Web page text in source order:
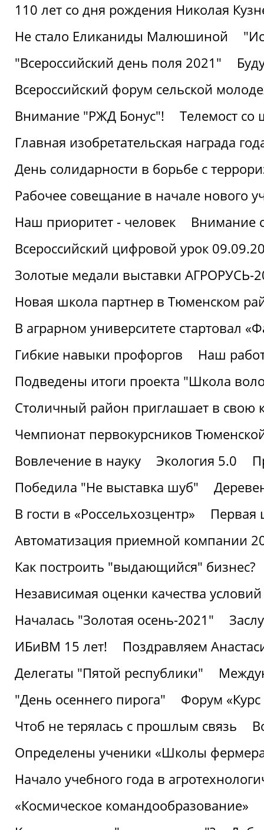
110 лет со дня рождения Николая
Не стало Еликаниды Малюшиной
"Всероссийский день поля 2021"
Всероссийский форум сельской
Внимание "РЖД Бонус"!
Телемост
Главная изобретательская награда
День солидарности в борьбе с
Рабочее совещание в начале нового
Наш приоритет - человек
Внимание
Всероссийский цифровой урок
Золотые медали выставки АГРОРУСЬ-
Новая школа партнер в Тюменском
В аграрном университете стартовал
Гибкие навыки профоргов
Наш
Подведены итоги проекта "Школа
Столичный район приглашает в свою
Чемпионат первокурсников
Вовлечение в науку
Экология 5.0
Победила "Не выставка шуб"
В гости в «Россельхозцентр»
Первая
Автоматизация приемной компании
Как построить "выдающийся" бизнес?
Независимая оценки качества
Началась "Золотая осень-2021"
ИБиВМ 15 лет!
Поздравляем
Делегаты "Пятой республики"
"День осеннего пирога"
Форум «Курс
Чтоб не терялась с прошлым связь
Определены ученики «Школы
Начало учебного года в
«Космическое командообразование»